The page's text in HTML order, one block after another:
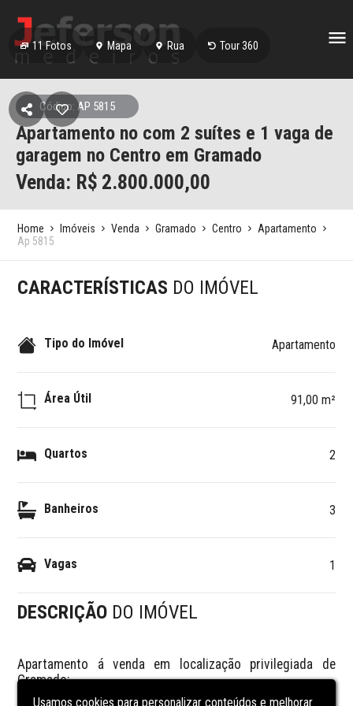
11 Fotos Mapa Rua Tour 360
Código: AP 5815
Apartamento no com 2 suítes e 1 vaga de
garagem no Centro em Gramado
Venda: R$ 2.800.000,00
Home Imóveis Venda Gramado Centro
Apartamento
Ap 5815
CARACTERÍSTICAS DO IMÓVEL
Tipo do Imóvel Apartamento
Área Útil 91,00 m²
Quartos 2
Banheiros 3
Vagas 1
DESCRIÇÃO DO IMÓVEL
Apartamento á venda em localização privilegiada de
Gramado:
Usamos cookies para personalizar conteúdos e melhorar